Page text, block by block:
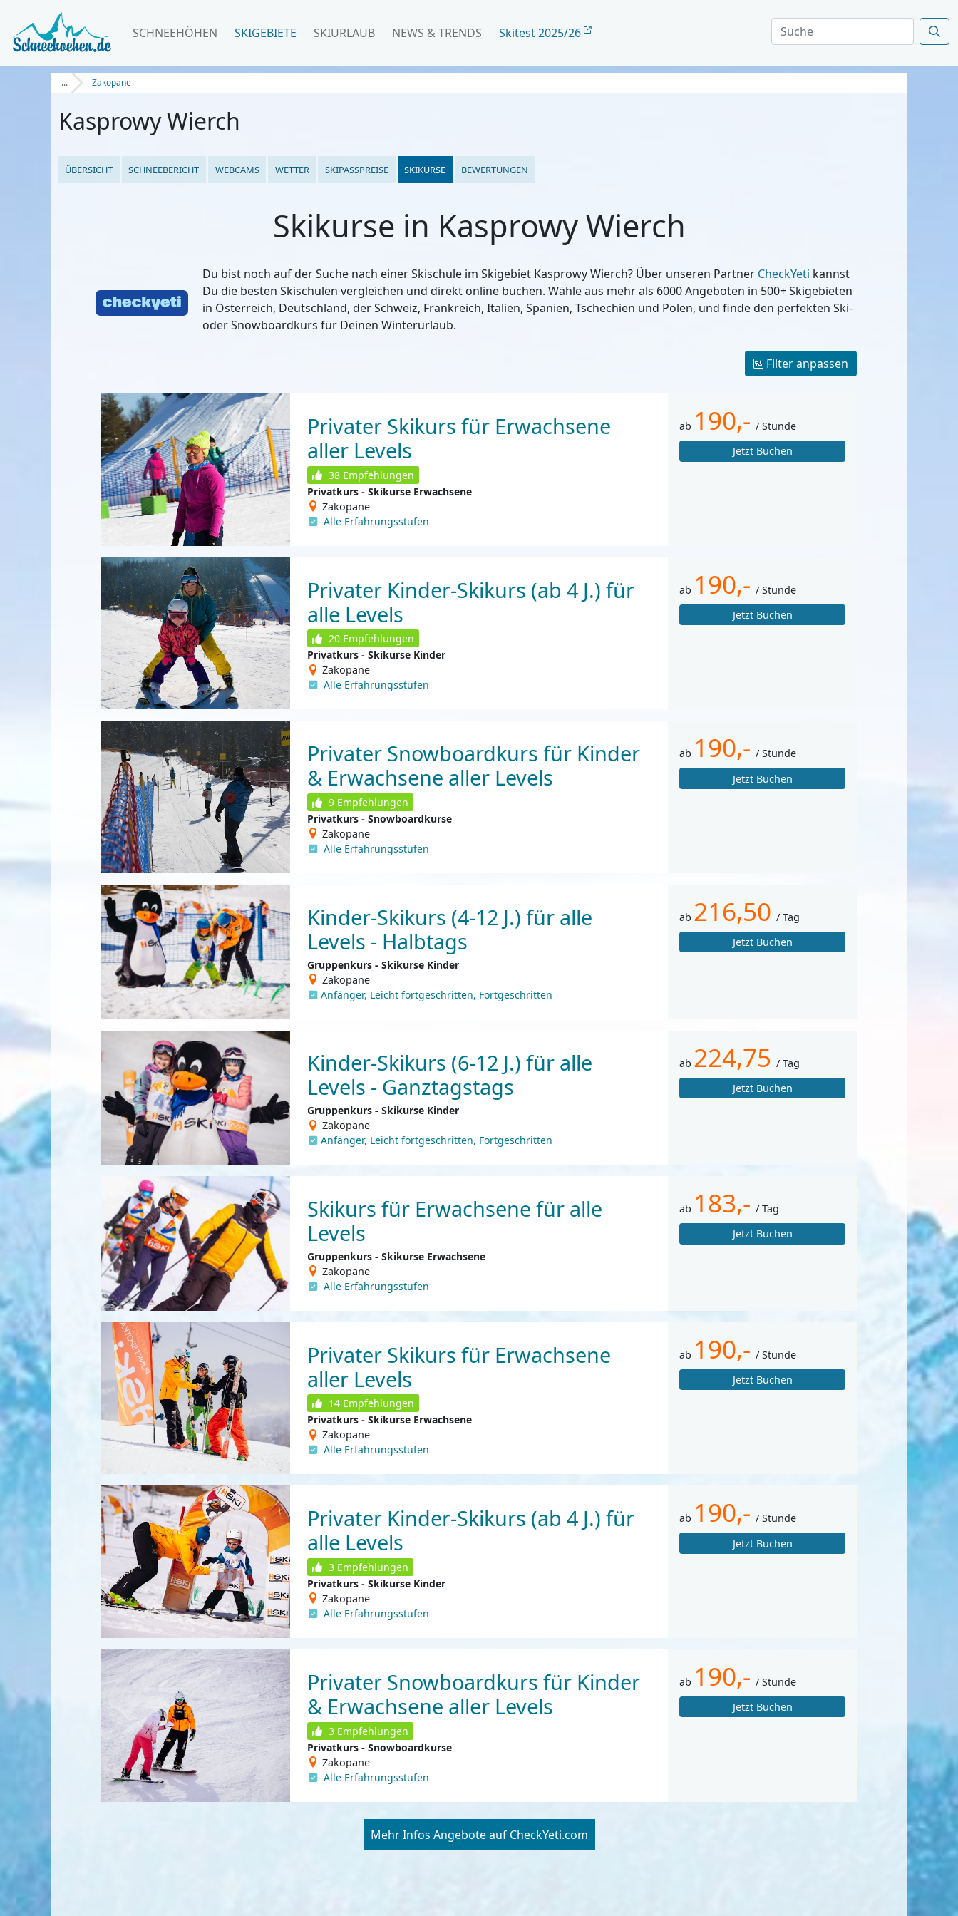
SCHNEEHÖHEN SKIGEBIETE SKIURLAUB NEWS & TRENDS Skitest 2025/26
... Zakopane
Kasprowy Wierch
ÜBERSICHT SCHNEEBERICHT WEBCAMS WETTER SKIPASSPREISE SKIKURSE BEWERTUNGEN
Skikurse in Kasprowy Wierch
Du bist noch auf der Suche nach einer Skischule im Skigebiet Kasprowy Wierch? Über unseren Partner CheckYeti kannst
Du die besten Skischulen vergleichen und direkt online buchen. Wähle aus mehr als 6000 Angeboten in 500+ Skigebieten
in Österreich, Deutschland, der Schweiz, Frankreich, Italien, Spanien, Tschechien und Polen, und finde den perfekten Ski-
oder Snowboardkurs für Deinen Winterurlaub.
Filter anpassen
Privater Skikurs für Erwachsene
aller Levels
38Empfehlungen
Privatkurs - Skikurse Erwachsene
Zakopane
Alle Erfahrungsstufen
ab 190,- / Stunde
Jetzt Buchen
Privater Kinder-Skikurs (ab 4 J.) für
alle Levels
20Empfehlungen
Privatkurs - Skikurse Kinder
Zakopane
Alle Erfahrungsstufen
ab 190,- / Stunde
Jetzt Buchen
Privater Snowboardkurs für Kinder
& Erwachsene aller Levels
9Empfehlungen
Privatkurs - Snowboardkurse
Zakopane
Alle Erfahrungsstufen
ab 190,- / Stunde
Jetzt Buchen
Kinder-Skikurs (4-12 J.) für alle
Levels - Halbtags
Gruppenkurs - Skikurse Kinder
Zakopane
Anfänger, Leicht fortgeschritten, Fortgeschritten
ab 216,50 / Tag
Jetzt Buchen
Kinder-Skikurs (6-12 J.) für alle
Levels - Ganztagstags
Gruppenkurs - Skikurse Kinder
Zakopane
Anfänger, Leicht fortgeschritten, Fortgeschritten
ab 224,75 / Tag
Jetzt Buchen
Skikurs für Erwachsene für alle
Levels
Gruppenkurs - Skikurse Erwachsene
Zakopane
Alle Erfahrungsstufen
ab 183,- / Tag
Jetzt Buchen
Privater Skikurs für Erwachsene
aller Levels
14Empfehlungen
Privatkurs - Skikurse Erwachsene
Zakopane
Alle Erfahrungsstufen
ab 190,- / Stunde
Jetzt Buchen
Privater Kinder-Skikurs (ab 4 J.) für
alle Levels
3Empfehlungen
Privatkurs - Skikurse Kinder
Zakopane
Alle Erfahrungsstufen
ab 190,- / Stunde
Jetzt Buchen
Privater Snowboardkurs für Kinder
& Erwachsene aller Levels
3Empfehlungen
Privatkurs - Snowboardkurse
Zakopane
Alle Erfahrungsstufen
ab 190,- / Stunde
Jetzt Buchen
Mehr Infos Angebote auf CheckYeti.com